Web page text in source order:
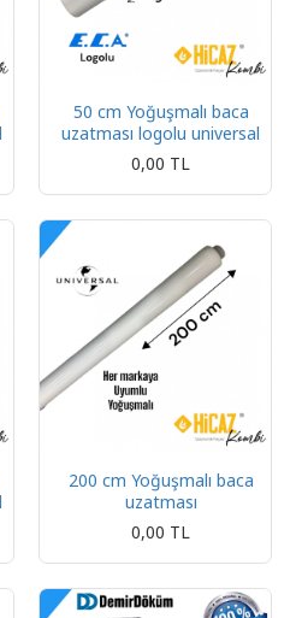
50 cm Yoğuşmalı baca
uzatması logolu universal
0,00 TL
200 cm Yoğuşmalı baca
uzatması
0,00 TL